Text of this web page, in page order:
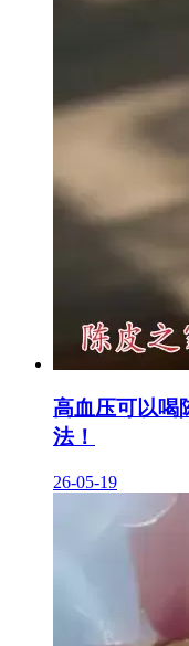
高血压可以喝
法！
26-05-19